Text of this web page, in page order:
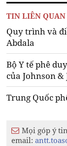
TIN LIÊN QUAN
Quy trình và
Abdala
Bộ Y tế phê
của Johnson &
Trung Quốc
Mọi góp ý
email: